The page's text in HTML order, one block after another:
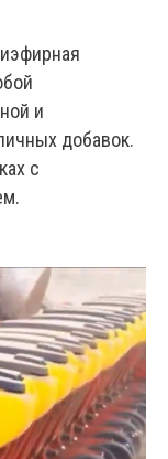
и
добавок.
с